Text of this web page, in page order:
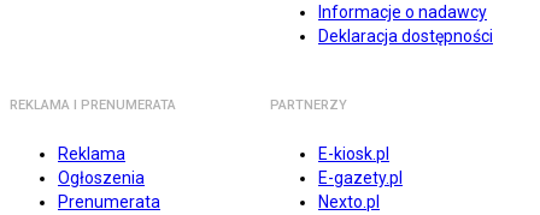
Informacje o nadawcy
Deklaracja dostępności
REKLAMA I PRENUMERATA
Reklama
Ogłoszenia
Prenumerata
PARTNERZY
E-kiosk.pl
E-gazety.pl
Nexto.pl